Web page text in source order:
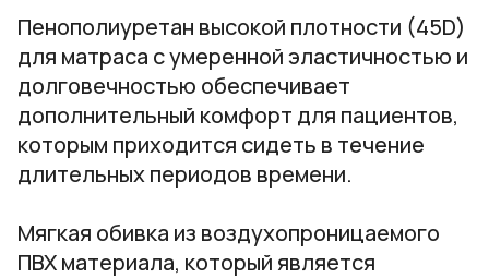
Пенополиуретан высокой плотности (45D)
для матраса с умеренной эластичностью и
долговечностью обеспечивает
дополнительный комфорт для пациентов,
которым приходится сидеть в течение
длительных периодов времени.
Мягкая обивка из воздухопроницаемого
ПВХ материала, который является